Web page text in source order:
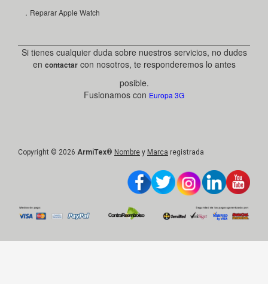
．Reparar Apple Watch
Si tienes cualquier duda sobre nuestros servicios, no dudes
en contactarcon nosotros, te responderemos lo antes
posible.
Fusionamos con Europa 3G
Copyright © 2026 ArmiTex® Nombre y Marca registrada